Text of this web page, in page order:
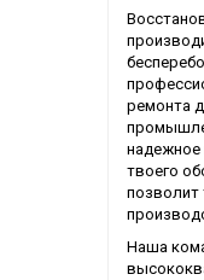
ремонта
надежное
твоего
позволит
Наша